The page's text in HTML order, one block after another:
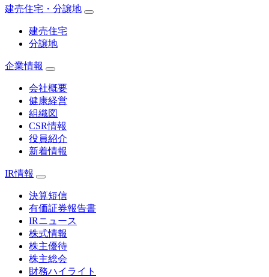
建売住宅・分譲地
建売住宅
分譲地
企業情報
会社概要
健康経営
組織図
CSR情報
役員紹介
新着情報
IR情報
決算短信
有価証券報告書
IRニュース
株式情報
株主優待
株主総会
財務ハイライト